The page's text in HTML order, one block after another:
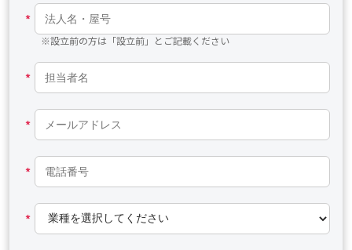
*
※設立前の方は「設立前」とご記載ください
*
*
*
*